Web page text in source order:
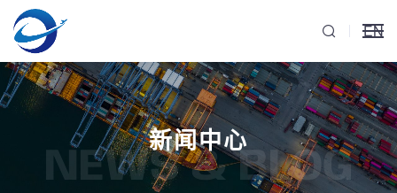
EN
新闻中心
NEWS & BLOG